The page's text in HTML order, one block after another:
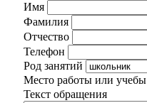
Имя
Фамилия
Отчество
Телефон
Род занятий
Место работы или учебы
Текст обращения